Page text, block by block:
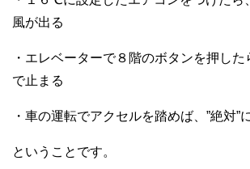
風が出る
・エレベーターで８階のボタンを押した
で止まる
・車の運転でアクセルを踏めば、”絶対”
ということです。